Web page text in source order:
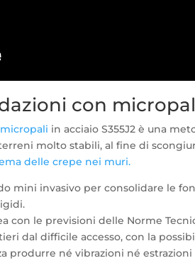
con
in acciaio S355J2 è una
molto stabili, al fine di
delle crepe nei muri.
mini invasivo per consolidare le
con le previsioni delle Norme
dal difficile accesso, con la
produrre né vibrazioni né